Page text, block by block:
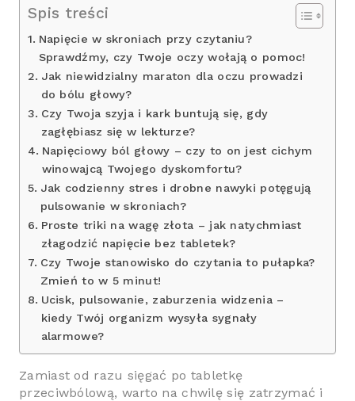
Spis treści
Napięcie w skroniach przy czytaniu?
Sprawdźmy, czy Twoje oczy wołają o pomoc!
Jak niewidzialny maraton dla oczu prowadzi
do bólu głowy?
Czy Twoja szyja i kark buntują się, gdy
zagłębiasz się w lekturze?
Napięciowy ból głowy – czy to on jest cichym
winowajcą Twojego dyskomfortu?
Jak codzienny stres i drobne nawyki potęgują
pulsowanie w skroniach?
Proste triki na wagę złota – jak natychmiast
złagodzić napięcie bez tabletek?
Czy Twoje stanowisko do czytania to pułapka?
Zmień to w 5 minut!
Ucisk, pulsowanie, zaburzenia widzenia –
kiedy Twój organizm wysyła sygnały
alarmowe?
Zamiast od razu sięgać po tabletkę
przeciwbólową, warto na chwilę się zatrzymać i